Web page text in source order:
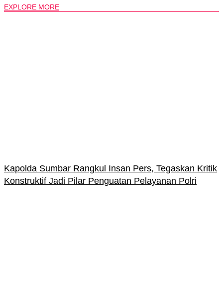
EXPLORE MORE
Kapolda Sumbar Rangkul Insan Pers, Tegaskan Kritik
Konstruktif Jadi Pilar Penguatan Pelayanan Polri